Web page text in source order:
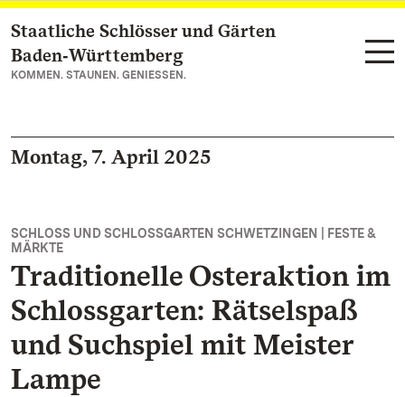
Zum Hauptinhalt springen
Staatliche Schlösser und Gärten
Baden‑Württemberg
KOMMEN. STAUNEN. GENIESSEN.
Montag, 7. April 2025
SCHLOSS UND SCHLOSSGARTEN SCHWETZINGEN | FESTE &
MÄRKTE
Traditionelle Osteraktion im
Schlossgarten: Rätselspaß
und Suchspiel mit Meister
Lampe